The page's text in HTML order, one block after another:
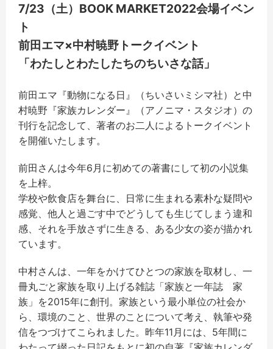
7/23（土）BOOK MARKET2022会場イベン
ト
前田エマ×中村暁野トークイベント
「わたしとわたしたちのちいさな話」
前田エマ『動物になる日』（ちいさいミシマ社）と中
村暁野『家族カレンダー』（アノニマ・スタジオ）の
刊行を記念して、著者のお二人によるトークイベント
を開催いたします。
前田さんは今年6月に初めての著書にして初の小説集
を上梓。
学校や飲食店を舞台に、日常に生まれる素朴な疑問や
感覚、他人と過ごす中でどうしても生じてしまう違和
感、それを手放さずに生きる、ある少女の姿が描かれ
ています。
中村さんは、一年をかけてひとつの家族を取材し、一
冊丸ごと家族を取り上げる雑誌「家族と一年誌 家
族」を2015年に創刊。家族という最小単位の社会か
ら、環境のこと、世界のことについて考え、執筆や発
信をつづけてこられました。昨年11月には、5年間に